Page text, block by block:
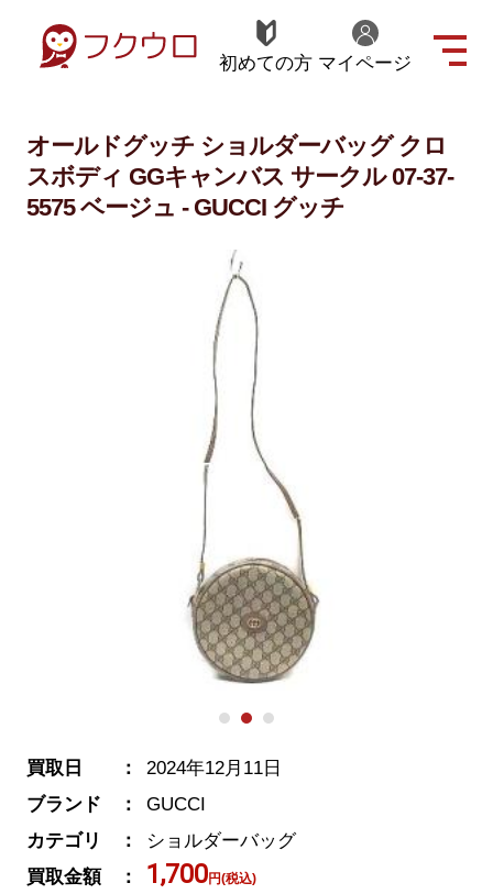
初めての方 マイページ
オールドグッチ ショルダーバッグ クロ
スボディ GGキャンバス サークル 07-37-
5575 ベージュ - GUCCI グッチ
買取日
2024年12月11日
ブランド
GUCCI
カテゴリ
ショルダーバッグ
買取金額
1,700円(税込)